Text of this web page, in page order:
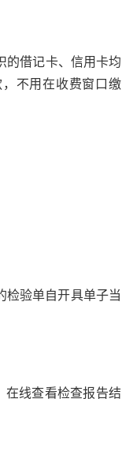
的借记卡、信用卡均
不用在收费窗口缴
检验单自开具单子当
在线查看检查报告结